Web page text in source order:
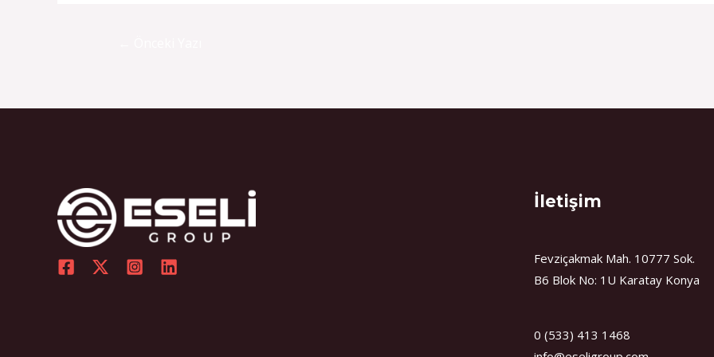
İletişim
Fevziçakmak Mah. 10777 Sok.
B6 Blok No: 1U Karatay Konya
0 (533) 413 1468